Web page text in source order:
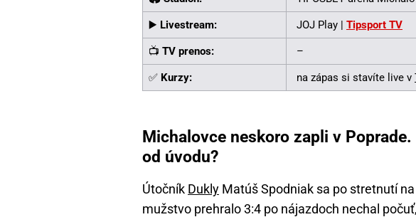
▶️ Livestream: JOJ Play | Tipsport TV
📺 TV prenos: –
✅ Kurzy: na zápas si stavíte live v
Michalovce neskoro zapli v
od úvodu?
Útočník Dukly Matúš Spodniak sa po stretnutí
mužstvo prehralo 3:4 po nájazdoch nechal